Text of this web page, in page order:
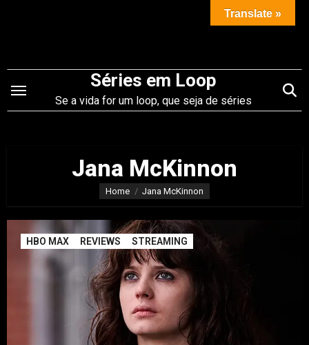
conteúdo
Séries em Loop
Se a vida for um loop, que seja de séries
Jana McKinnon
Home Jana McKinnon
HBO MAX REVIEWS STREAMING
Translate »